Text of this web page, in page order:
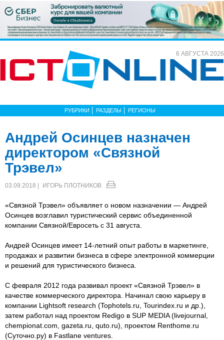
6 АВГУСТА 2026
РУБРИКИ РАЗДЕЛЫ РЕГИОНЫ
Андрей Осинцев назначен
директором «Связной
Трэвел»
03.09.2018 | ИГОРЬ ПЛОТНИКОВ
«Связной Трэвел» объявляет о новом назначении — Андрей
Осинцев возглавил туристический сервис объединенной
компании Связной/Евросеть с 31 августа.
Андрей Осинцев имеет 14-летний опыт работы в маркетинге,
продажах и развитии бизнеса в сфере электронной коммерции
и решений для туристического бизнеса.
С февраля 2012 года развивал проект «Связной Трэвел» в
качестве коммерческого директора. Начинал свою карьеру в
компании Lightsoft research (Tophotels.ru, Tourindex.ru и др.),
затем работал над проектом Redigo в SUP MEDIA (livejournal,
chempionat.com, gazeta.ru, quto.ru), проектом Renthome.ru
(Суточно.ру) в Fastlane ventures.